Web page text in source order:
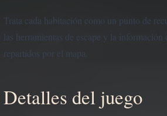
Trata cada habitación como un punto de
las herramientas de escape y la información
repartidos por el mapa.
Detalles del juego